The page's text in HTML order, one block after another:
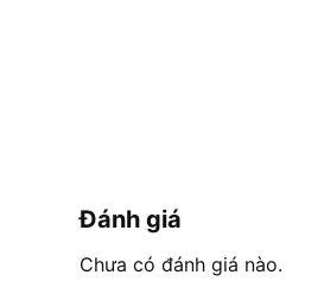
Đánh giá
Chưa có đánh giá nào.